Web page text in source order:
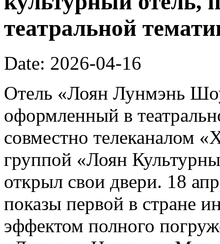
театральной
Date: 2026-04-16
Отель «Лоян Лунмэнь
оформленный в
совместно телеканалом
группой «Лоян
открыл свои двери. 18
показы первой в стране
эффектом полного